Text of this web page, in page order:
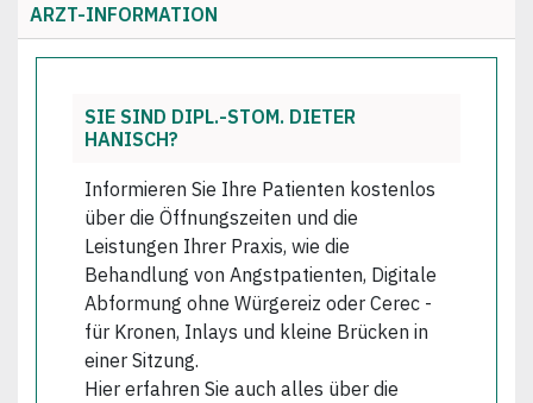
ARZT-INFORMATION
SIE SIND DIPL.-STOM. DIETER
HANISCH?
Informieren Sie Ihre Patienten kostenlos
über die Öffnungszeiten und die
Leistungen Ihrer Praxis, wie die
Behandlung von Angstpatienten, Digitale
Abformung ohne Würgereiz oder Cerec -
für Kronen, Inlays und kleine Brücken in
einer Sitzung.
Hier erfahren Sie auch alles über die